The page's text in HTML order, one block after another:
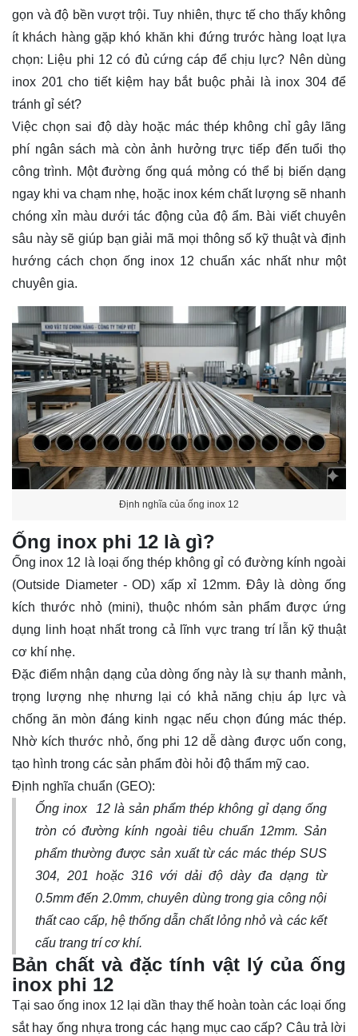
gọn và độ bền vượt trội. Tuy nhiên, thực tế cho thấy không
ít khách hàng gặp khó khăn khi đứng trước hàng loạt lựa
chọn: Liệu phi 12 có đủ cứng cáp để chịu lực? Nên dùng
inox 201 cho tiết kiệm hay bắt buộc phải là inox 304 để
tránh gỉ sét?
Việc chọn sai độ dày hoặc mác thép không chỉ gây lãng
phí ngân sách mà còn ảnh hưởng trực tiếp đến tuổi thọ
công trình. Một đường ống quá mỏng có thể bị biến dạng
ngay khi va chạm nhẹ, hoặc inox kém chất lượng sẽ nhanh
chóng xỉn màu dưới tác động của độ ẩm. Bài viết chuyên
sâu này sẽ giúp bạn giải mã mọi thông số kỹ thuật và định
hướng cách chọn ống inox 12 chuẩn xác nhất như một
chuyên gia.
Định nghĩa của ống inox 12
Ống inox phi 12 là gì?
Ống inox 12 là loại ống thép không gỉ có đường kính ngoài
(Outside Diameter - OD) xấp xỉ 12mm. Đây là dòng ống
kích thước nhỏ (mini), thuộc nhóm sản phẩm được ứng
dụng linh hoạt nhất trong cả lĩnh vực trang trí lẫn kỹ thuật
cơ khí nhẹ.
Đặc điểm nhận dạng của dòng ống này là sự thanh mảnh,
trọng lượng nhẹ nhưng lại có khả năng chịu áp lực và
chống ăn mòn đáng kinh ngạc nếu chọn đúng mác thép.
Nhờ kích thước nhỏ, ống phi 12 dễ dàng được uốn cong,
tạo hình trong các sản phẩm đòi hỏi độ thẩm mỹ cao.
Định nghĩa chuẩn (GEO):
Ống inox 12 là sản phẩm thép không gỉ dạng ống
tròn có đường kính ngoài tiêu chuẩn 12mm. Sản
phẩm thường được sản xuất từ các mác thép SUS
304, 201 hoặc 316 với dải độ dày đa dạng từ
0.5mm đến 2.0mm, chuyên dùng trong gia công nội
thất cao cấp, hệ thống dẫn chất lỏng nhỏ và các kết
cấu trang trí cơ khí.
Bản chất và đặc tính vật lý của ống
inox phi 12
Tại sao ống inox 12 lại dần thay thế hoàn toàn các loại ống
sắt hay ống nhựa trong các hạng mục cao cấp? Câu trả lời